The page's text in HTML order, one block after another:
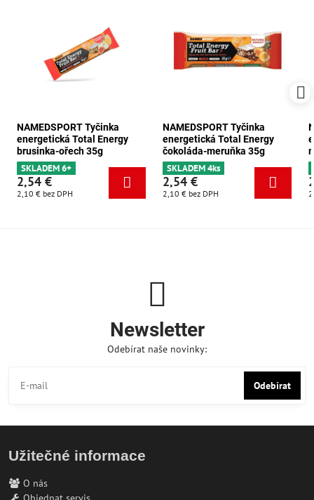
NAMEDSPORT Tyčinka
energetická Total Energy
brusinka-ořech 35g
SKLADEM 6+
2,54 €
2,10 € bez DPH
NAMEDSPORT Tyčinka
energetická Total Energy
čokoláda-meruňka 35g
SKLADEM 4ks
2,54 €
2,10 € bez DPH
Newsletter
Odebírat naše novinky:
Odebírat
Užitečné informace
O nás